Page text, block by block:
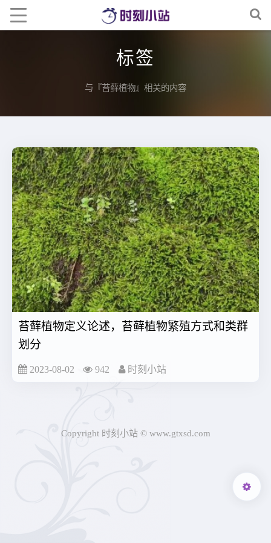
标签
与『苔藓植物』相关的内容
苔藓植物定义论述，苔藓植物繁殖方式和类群
划分
2023-08-02 942 时刻小站
Copyright 时刻小站 © www.gtxsd.com